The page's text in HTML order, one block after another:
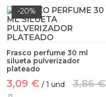
-20%
Frasco perfume 30 ml
silueta pulverizador
plateado
3,09 € / 1 und 3,86 €